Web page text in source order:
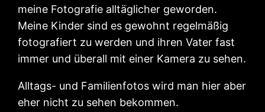
meine Fotografie alltäglicher geworden.
Meine Kinder sind es gewohnt regelmäßig
fotografiert zu werden und ihren Vater fast
immer und überall mit einer Kamera zu sehen.
Alltags- und Familienfotos wird man hier aber
eher nicht zu sehen bekommen.